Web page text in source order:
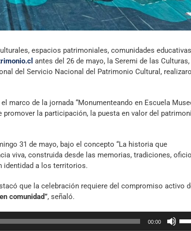
espacios patrimoniales, comunidades
antes del 26 de mayo, la Seremi de las
del Servicio Nacional del Patrimonio Cultural,
marco de la jornada “Monumenteando en Escuela
la participación, la puesta en valor del
31 de mayo, bajo el concepto “La historia que
viva, construida desde las memorias, tradiciones,
identidad a los territorios.
que la celebración requiere del compromiso activo
comunidad”, señaló.
00:00